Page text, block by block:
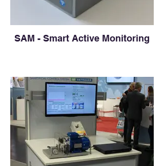
SAM - Smart Active Monitoring